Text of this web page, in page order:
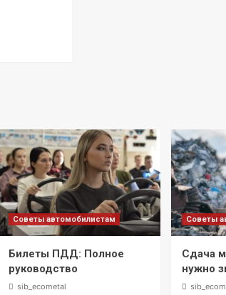
Советы автомобилистам
Билеты ПДД: Полное
руководство
sib_ecometal
Советы
Сдача
нужно